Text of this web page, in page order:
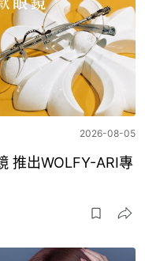
2026-08-05
推出WOLFY-ARI專